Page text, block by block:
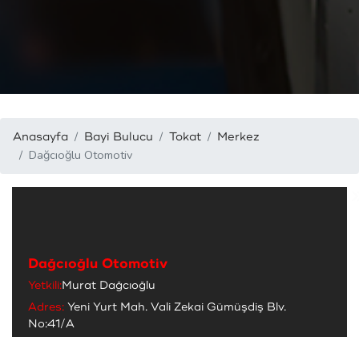
Anasayfa Bayi Bulucu Tokat Merkez
Dağcıoğlu Otomotiv
Dağcıoğlu Otomotiv
Yetkili:Murat Dağcıoğlu
Adres: Yeni Yurt Mah. Vali Zekai Gümüşdiş Blv.
No:41/A